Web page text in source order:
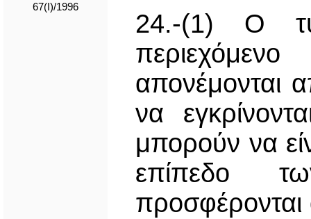
67(I)/1996
24.-(1) Ο
απονέμονται
να
μπορούν να
επίπεδο